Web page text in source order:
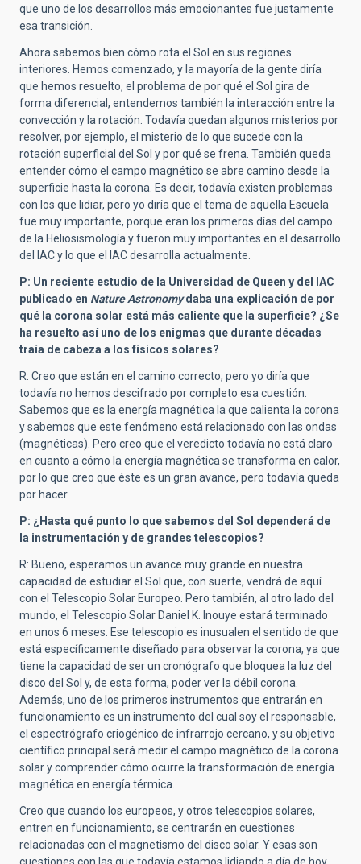
que uno de los desarrollos más emocionantes fue justamente
esa transición.
Ahora sabemos bien cómo rota el Sol en sus regiones
interiores. Hemos comenzado, y la mayoría de la gente diría
que hemos resuelto, el problema de por qué el Sol gira de
forma diferencial, entendemos también la interacción entre la
convección y la rotación. Todavía quedan algunos misterios por
resolver, por ejemplo, el misterio de lo que sucede con la
rotación superficial del Sol y por qué se frena. También queda
entender cómo el campo magnético se abre camino desde la
superficie hasta la corona. Es decir, todavía existen problemas
con los que lidiar, pero yo diría que el tema de aquella Escuela
fue muy importante, porque eran los primeros días del campo
de la Heliosismología y fueron muy importantes en el desarrollo
del IAC y lo que el IAC desarrolla actualmente.
P: Un reciente estudio de la Universidad de Queen y del IAC
publicado en Nature Astronomydaba una explicación de por
qué la corona solar está más caliente que la superficie? ¿Se
ha resuelto así uno de los enigmas que durante décadas
traía de cabeza a los físicos solares?
R: Creo que están en el camino correcto, pero yo diría que
todavía no hemos descifrado por completo esa cuestión.
Sabemos que es la energía magnética la que calienta la corona
y sabemos que este fenómeno está relacionado con las ondas
(magnéticas). Pero creo que el veredicto todavía no está claro
en cuanto a cómo la energía magnética se transforma en calor,
por lo que creo que éste es un gran avance, pero todavía queda
por hacer.
P: ¿Hasta qué punto lo que sabemos del Sol dependerá de
la instrumentación y de grandes telescopios?
R: Bueno, esperamos un avance muy grande en nuestra
capacidad de estudiar el Sol que, con suerte, vendrá de aquí
con el Telescopio Solar Europeo. Pero también, al otro lado del
mundo, el Telescopio Solar Daniel K. Inouye estará terminado
en unos 6 meses. Ese telescopio es inusualen el sentido de que
está específicamente diseñado para observar la corona, ya que
tiene la capacidad de ser un cronógrafo que bloquea la luz del
disco del Sol y, de esta forma, poder ver la débil corona.
Además, uno de los primeros instrumentos que entrarán en
funcionamiento es un instrumento del cual soy el responsable,
el espectrógrafo criogénico de infrarrojo cercano, y su objetivo
científico principal será medir el campo magnético de la corona
solar y comprender cómo ocurre la transformación de energía
magnética en energía térmica.
Creo que cuando los europeos, y otros telescopios solares,
entren en funcionamiento, se centrarán en cuestiones
relacionadas con el magnetismo del disco solar. Y esas son